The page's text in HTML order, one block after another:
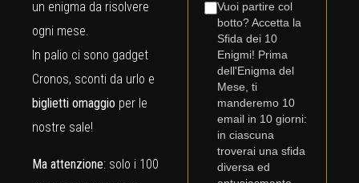
un enigma da risolvere
ogni mese.
In palio ci sono gadget
Cronos, sconti da urlo e
biglietti omaggio per le
nostre sale!
Ma attenzione: solo i 100
Vuoi partire col
botto? Accetta la
Sfida dei 10
Enigmi! Prima
dell'Enigma del
Mese, ti
manderemo 10
email in 10 giorni:
in ciascuna
troverai una sfida
diversa ed